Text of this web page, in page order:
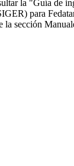
la "Guía de
para
la sección